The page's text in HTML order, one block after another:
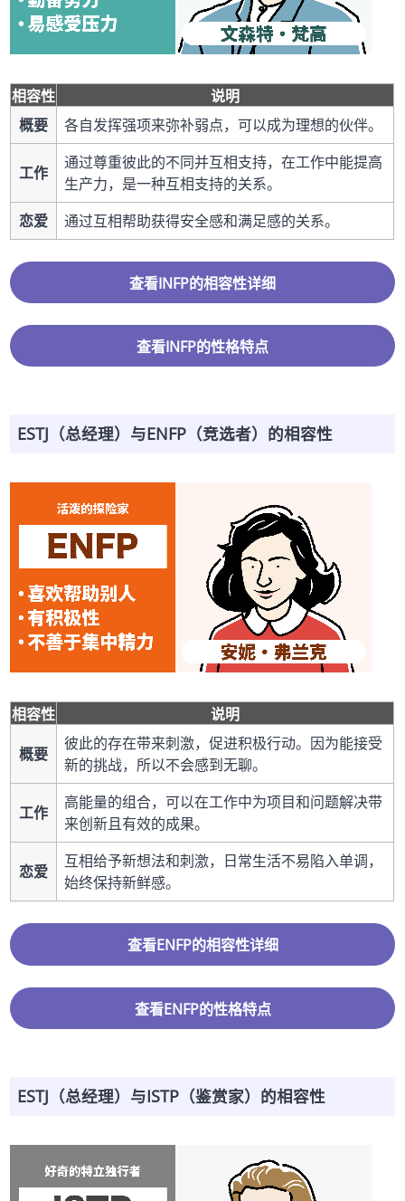
相容性
说明
概要
各自发挥强项来弥补弱点，可以成为理想的伙伴。
工作
通过尊重彼此的不同并互相支持，在工作中能提高
生产力，是一种互相支持的关系。
恋爱
通过互相帮助获得安全感和满足感的关系。
查看INFP的相容性详细
查看INFP的性格特点
ESTJ（总经理）与ENFP（竞选者）的相容性
相容性
说明
概要
彼此的存在带来刺激，促进积极行动。因为能接受
新的挑战，所以不会感到无聊。
工作
高能量的组合，可以在工作中为项目和问题解决带
来创新且有效的成果。
恋爱
互相给予新想法和刺激，日常生活不易陷入单调，
始终保持新鲜感。
查看ENFP的相容性详细
查看ENFP的性格特点
ESTJ（总经理）与ISTP（鉴赏家）的相容性